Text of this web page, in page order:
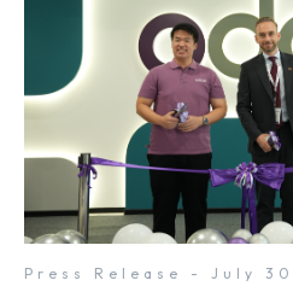
Press Release - July